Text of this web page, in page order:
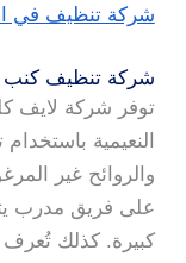
شركة تنظيف في
شركة تنظيف كنب
توفر شركة لايف
النعيمية
والروائح غير
على فريق مدرب
كبيرة. كذلك